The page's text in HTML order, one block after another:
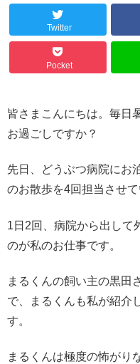
Twitter
Pocket
皆さまこんにちは。毎日
お過ごしですか？
先日、どうぶつ病院にお
のお散歩を4回担当させて
1日2回、病院から出して
のが私のお仕事です。
まるくんの飼い主の黒田
で、まるくんも私が紹介
す。
まるくんは極度の怖がり